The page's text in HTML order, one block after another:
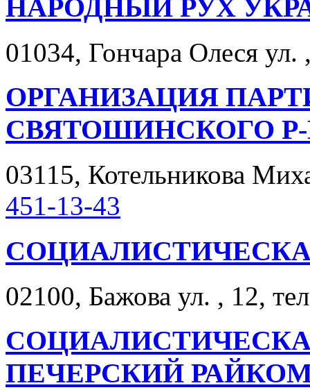
НАРОДНЫЙ РУХ
01034, Гончара Олеся ул.
ОРГАНИЗАЦИЯ
СВЯТОШИНСКОГО Р-
03115, Котельникова
451-13-43
02100, Бажова ул. , 12,
ПЕЧЕРСКИЙ